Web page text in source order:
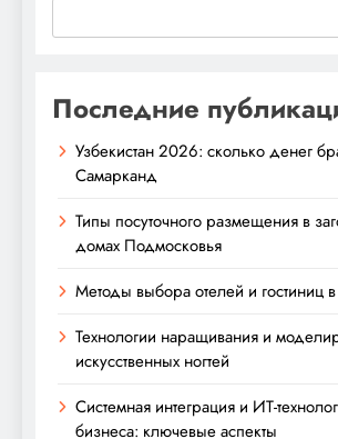
Последние
Узбекистан 2026: сколько денег
Самарканд
Типы посуточного размещения в
домах Подмосковья
Методы выбора отелей и гостиниц
Технологии наращивания и
искусственных ногтей
Системная интеграция и ИТ-
бизнеса: ключевые аспекты